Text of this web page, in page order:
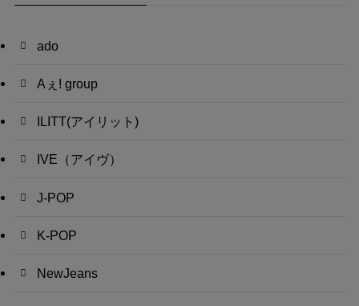
ado
Aぇ! group
ILITT(アイリット)
IVE（アイヴ）
J-POP
K-POP
NewJeans